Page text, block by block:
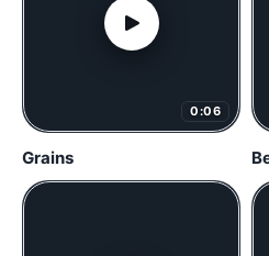
0:06
Grains